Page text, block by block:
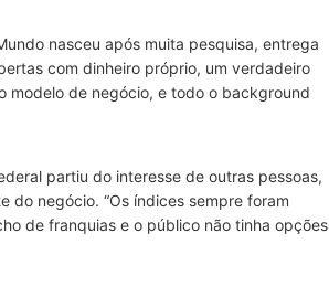
nasceu após muita pesquisa, entrega
com dinheiro próprio, um verdadeiro
modelo de negócio, e todo o background
partiu do interesse de outras pessoas,
do negócio. “Os índices sempre foram
de franquias e o público não tinha opções